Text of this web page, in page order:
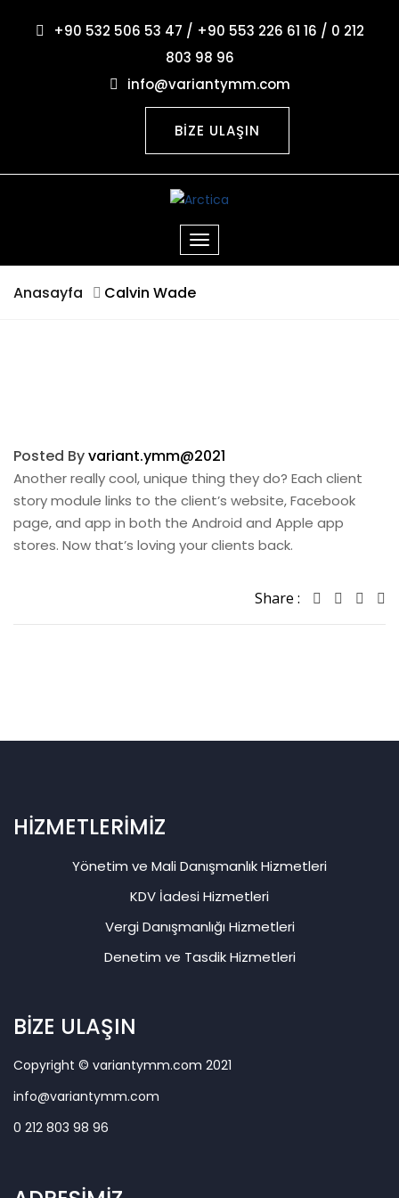
+90 532 506 53 47 / +90 553 226 61 16 / 0 212
803 98 96
info@variantymm.com
BİZE ULAŞIN
Anasayfa Calvin Wade
Posted Byvariant.ymm@2021
Another really cool, unique thing they do? Each client
story module links to the client’s website, Facebook
page, and app in both the Android and Apple app
stores. Now that’s loving your clients back.
Share :
HİZMETLERİMİZ
Yönetim ve Mali Danışmanlık Hizmetleri
KDV İadesi Hizmetleri
Vergi Danışmanlığı Hizmetleri
Denetim ve Tasdik Hizmetleri
BİZE ULAŞIN
Copyright © variantymm.com 2021
info@variantymm.com
0 212 803 98 96